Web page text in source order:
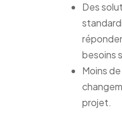
Des
besoins
Moins
projet.